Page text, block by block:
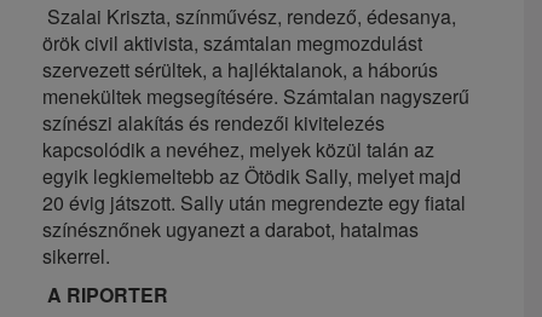
Szalai Kriszta, színművész, rendező, édesanya,
örök civil aktivista, számtalan megmozdulást
szervezett sérültek, a hajléktalanok, a háborús
menekültek megsegítésére. Számtalan nagyszerű
színészi alakítás és rendezői kivitelezés
kapcsolódik a nevéhez, melyek közül talán az
egyik legkiemeltebb az Ötödik Sally, melyet majd
20 évig játszott. Sally után megrendezte egy fiatal
színésznőnek ugyanezt a darabot, hatalmas
sikerrel.
A RIPORTER